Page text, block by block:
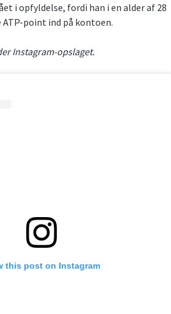
i opfyldelse, fordi han i en alder af 28
point ind på kontoen.
Instagram-opslaget.
this post on Instagram